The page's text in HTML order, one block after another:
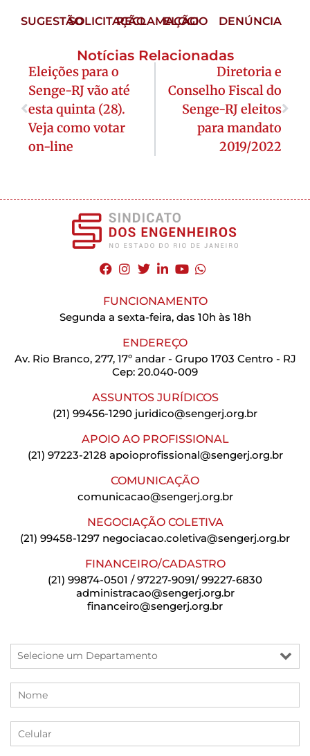
SUGESTÃOSOLICITAÇÃORECLAMAÇÃO
ELOGIO DENÚNCIA
Notícias Relacionadas
Eleições para o
Senge-RJ vão até
esta quinta (28).
Veja como votar
on-line
Diretoria e
Conselho Fiscal do
Senge-RJ eleitos
para mandato
2019/2022
FUNCIONAMENTO
Segunda a sexta-feira, das 10h às 18h
ENDEREÇO
Av. Rio Branco, 277, 17º andar - Grupo 1703 Centro - RJ
Cep: 20.040-009
ASSUNTOS JURÍDICOS
(21) 99456-1290 juridico@sengerj.org.br
APOIO AO PROFISSIONAL
(21) 97223-2128 apoioprofissional@sengerj.org.br
COMUNICAÇÃO
comunicacao@sengerj.org.br
NEGOCIAÇÃO COLETIVA
(21) 99458-1297 negociacao.coletiva@sengerj.org.br
FINANCEIRO/CADASTRO
(21) 99874-0501 / 97227-9091/ 99227-6830
administracao@sengerj.org.br
financeiro@sengerj.org.br